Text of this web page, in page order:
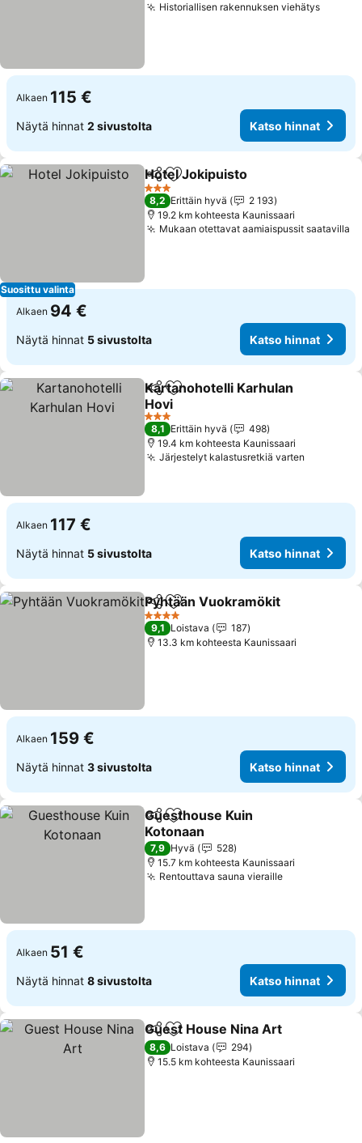
Historiallisen rakennuksen viehätysKatso
Alkaen 115 €
Näytä hinnat 2 sivustolta Katso hinnat
Suosittu valinta
Jaa Lisää suosikkeihin
Hotel Jokipuisto
3 Tähtiluokitus
8,2 Erittäin hyvä
2 193
19.2 km kohteesta Kaunissaari
Mukaan otettavat aamiaispussit saatavilla
Alkaen 94 €
Näytä hinnat 5 sivustolta Katso hinnat
Jaa Lisää suosikkeihin
Kartanohotelli Karhulan
Hovi
Katso hinnat
3 Tähtiluokitus
8,1 Erittäin hyvä
498
19.4 km kohteesta Kaunissaari
Järjestelyt kalastusretkiä varten
Alkaen 117 €
Näytä hinnat 5 sivustolta Katso hinnat
Jaa Lisää suosikkeihin
Pyhtään Vuokramökit
4 Tähtiluokitus
9,1 Loistava
187
13.3 km kohteesta Kaunissaari
Alkaen 159 €
Näytä hinnat 3 sivustolta Katso hinnat
Jaa Lisää suosikkeihin
Guesthouse Kuin
Kotonaan
Katso hinnat
7,9 Hyvä
528
15.7 km kohteesta Kaunissaari
Rentouttava sauna vierailleKatso hinnat
Alkaen 51 €
Näytä hinnat 8 sivustolta Katso hinnat
Jaa Lisää suosikkeihin
Guest House Nina Art
8,6 Loistava
294
15.5 km kohteesta Kaunissaari